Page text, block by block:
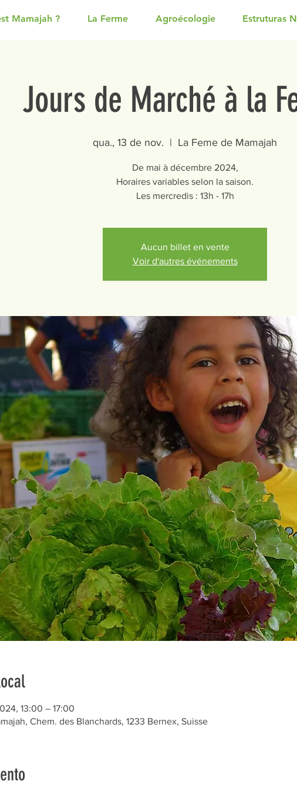
Mamajah ? La Ferme Agroécologie Estruturas
Jours de Marché à la
qua., 13 de nov.
  |
La Feme de Mamajah
De mai à décembre 2024,
Horaires variables selon la saison.
Les mercredis : 13h - 17h
Aucun billet en vente
Voir d'autres événements
13:00 – 17:00
Chem. des Blanchards, 1233 Bernex, Suisse